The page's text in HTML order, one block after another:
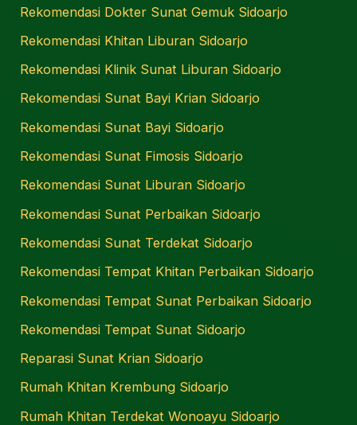
Rekomendasi Dokter Sunat Gemuk Sidoarjo
Rekomendasi Khitan Liburan Sidoarjo
Rekomendasi Klinik Sunat Liburan Sidoarjo
Rekomendasi Sunat Bayi Krian Sidoarjo
Rekomendasi Sunat Bayi Sidoarjo
Rekomendasi Sunat Fimosis Sidoarjo
Rekomendasi Sunat Liburan Sidoarjo
Rekomendasi Sunat Perbaikan Sidoarjo
Rekomendasi Sunat Terdekat Sidoarjo
Rekomendasi Tempat Khitan Perbaikan Sidoarjo
Rekomendasi Tempat Sunat Perbaikan Sidoarjo
Rekomendasi Tempat Sunat Sidoarjo
Reparasi Sunat Krian Sidoarjo
Rumah Khitan Krembung Sidoarjo
Rumah Khitan Terdekat Wonoayu Sidoarjo